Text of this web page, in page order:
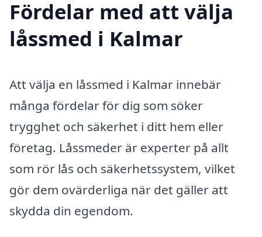
Fördelar med att välja
låssmed i Kalmar
Att välja en låssmed i Kalmar innebär
många fördelar för dig som söker
trygghet och säkerhet i ditt hem eller
företag. Låssmeder är experter på allt
som rör lås och säkerhetssystem, vilket
gör dem ovärderliga när det gäller att
skydda din egendom.